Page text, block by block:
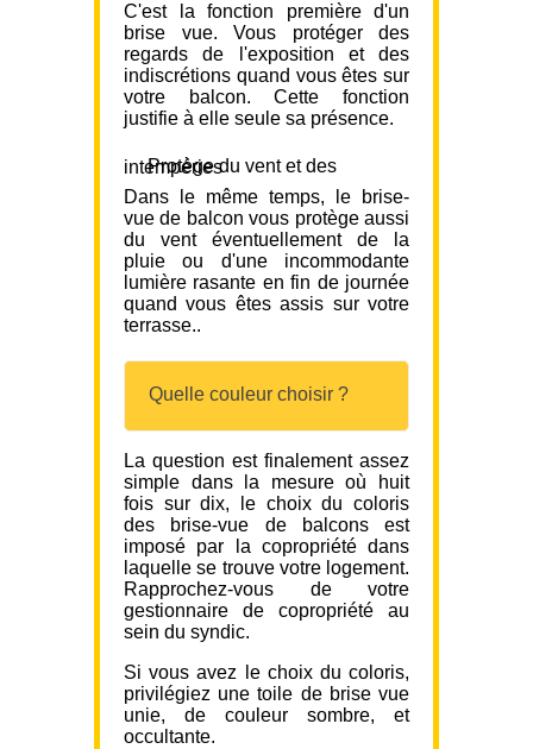
C'est la fonction première d'un
brise vue. Vous protéger des
regards de l'exposition et des
indiscrétions quand vous êtes sur
votre balcon. Cette fonction
justifie à elle seule sa présence.
Protège du vent et des intempéries
Dans le même temps, le brise-
vue de balcon vous protège aussi
du vent éventuellement de la
pluie ou d'une incommodante
lumière rasante en fin de journée
quand vous êtes assis sur votre
terrasse..
Quelle couleur choisir ?
La question est finalement assez
simple dans la mesure où huit
fois sur dix, le choix du coloris
des brise-vue de balcons est
imposé par la copropriété dans
laquelle se trouve votre logement.
Rapprochez-vous de votre
gestionnaire de copropriété au
sein du syndic.
Si vous avez le choix du coloris,
privilégiez une toile de brise vue
unie, de couleur sombre, et
occultante.